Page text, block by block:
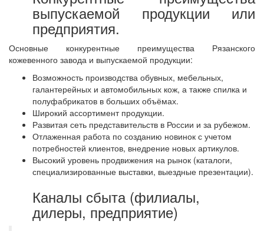
выпускаемой продукции или
предприятия.
Основные конкурентные преимущества Рязанского
кожевенного завода и выпускаемой продукции:
Возможность производства обувных, мебельных,
галантерейных и автомобильных кож, а также спилка и
полуфабрикатов в больших объёмах.
Широкий ассортимент продукции.
Развитая сеть представительств в России и за рубежом.
Отлаженная работа по созданию новинок с учетом
потребностей клиентов, внедрение новых артикулов.
Высокий уровень продвижения на рынок (каталоги,
специализированные выставки, выездные презентации).
Каналы сбыта (филиалы,
дилеры, предприятие)